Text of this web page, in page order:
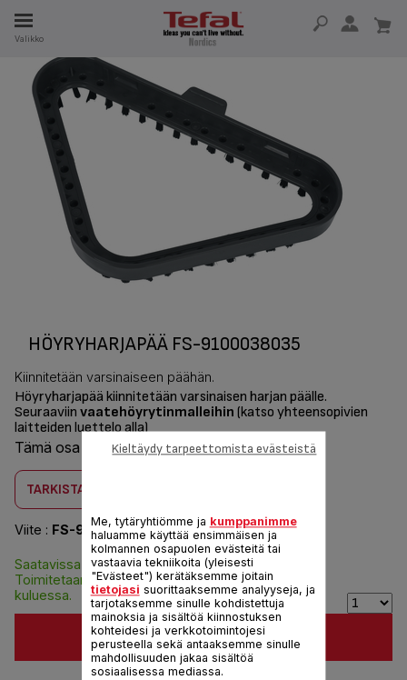
Valikko
15 VUOTTA
HÖYRYHARJAPÄÄ FS-9100038035
Kiinnitetään varsinaiseen päähän.
Höyryharjapää kiinnitetään varsinaisen harjan päälle.
Seuraaviin vaatehöyrytinmalleihin (katso yhteensopivien
laitteiden luettelo alla)
Tämä osa on yhteensopiva1 tuotteen kanssa
TARKISTA YHTEENSOPIVUUS
Viite : FS-9100038035
4,20 €
Saatavissa varastosta.
Toimitetaan 8 päivän
kuluessa.
LISÄÄ KORIIN
Me, tytäryhtiömme ja kumppanimme
haluamme käyttää ensimmäisen ja
kolmannen osapuolen evästeitä tai
vastaavia tekniikoita (yleisesti
"Evästeet") kerätäksemme joitain
tietojasi suorittaaksemme analyyseja, ja
tarjotaksemme sinulle kohdistettuja
mainoksia ja sisältöä kiinnostuksen
kohteidesi ja verkkotoimintojesi
perusteella sekä antaaksemme sinulle
mahdollisuuden jakaa sisältöä
sosiaalisessa mediassa.
Kieltäydy tarpeettomista evästeistä